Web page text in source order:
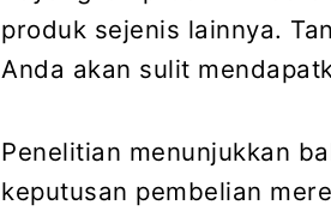
produk sejenis lainnya.
Anda akan sulit
Penelitian menunjukkan
keputusan pembelian